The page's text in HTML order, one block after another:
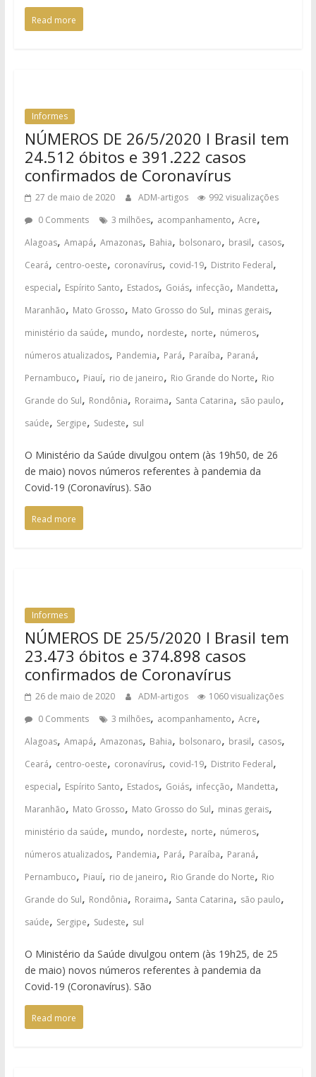
Read more
Informes
NÚMEROS DE 26/5/2020 I Brasil tem
24.512 óbitos e 391.222 casos
confirmados de Coronavírus
27 de maio de 2020 ADM-artigos
992 visualizações
0 Comments
3 milhões, acompanhamento, Acre,
Alagoas, Amapá, Amazonas, Bahia, bolsonaro, brasil, casos,
Ceará, centro-oeste, coronavírus, covid-19, Distrito Federal,
especial, Espírito Santo, Estados, Goiás, infecção, Mandetta,
Maranhão, Mato Grosso, Mato Grosso do Sul, minas gerais,
ministério da saúde, mundo, nordeste, norte, números,
números atualizados, Pandemia, Pará, Paraíba, Paraná,
Pernambuco, Piauí, rio de janeiro, Rio Grande do Norte, Rio
Grande do Sul, Rondônia, Roraima, Santa Catarina, são paulo,
saúde, Sergipe, Sudeste, sul
O Ministério da Saúde divulgou ontem (às 19h50, de 26
de maio) novos números referentes à pandemia da
Covid-19 (Coronavírus). São
Read more
Informes
NÚMEROS DE 25/5/2020 I Brasil tem
23.473 óbitos e 374.898 casos
confirmados de Coronavírus
26 de maio de 2020 ADM-artigos
1060 visualizações
0 Comments
3 milhões, acompanhamento, Acre,
Alagoas, Amapá, Amazonas, Bahia, bolsonaro, brasil, casos,
Ceará, centro-oeste, coronavírus, covid-19, Distrito Federal,
especial, Espírito Santo, Estados, Goiás, infecção, Mandetta,
Maranhão, Mato Grosso, Mato Grosso do Sul, minas gerais,
ministério da saúde, mundo, nordeste, norte, números,
números atualizados, Pandemia, Pará, Paraíba, Paraná,
Pernambuco, Piauí, rio de janeiro, Rio Grande do Norte, Rio
Grande do Sul, Rondônia, Roraima, Santa Catarina, são paulo,
saúde, Sergipe, Sudeste, sul
O Ministério da Saúde divulgou ontem (às 19h25, de 25
de maio) novos números referentes à pandemia da
Covid-19 (Coronavírus). São
Read more